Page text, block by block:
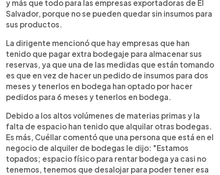
y más que todo para las empresas exportadoras de El
Salvador, porque no se pueden quedar sin insumos para
sus productos.
La dirigente mencionó que hay empresas que han
tenido que pagar extra bodegaje para almacenar sus
reservas, ya que una de las medidas que están tomando
es que en vez de hacer un pedido de insumos para dos
meses y tenerlos en bodega han optado por hacer
pedidos para 6 meses y tenerlos en bodega.
Debido a los altos volúmenes de materias primas y la
falta de espacio han tenido que alquilar otras bodegas.
Es más, Cuéllar comentó que una persona que está en el
negocio de alquiler de bodegas le dijo: "Estamos
topados; espacio físico para rentar bodega ya casi no
tenemos, tenemos que desalojar para poder tener esa